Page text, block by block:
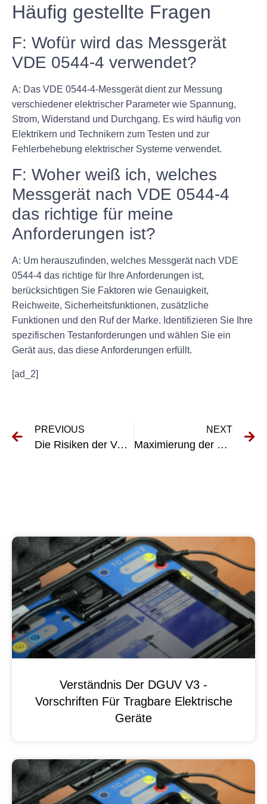
Häufig gestellte Fragen
F: Wofür wird das Messgerät
VDE 0544-4 verwendet?
A: Das VDE 0544-4-Messgerät dient zur Messung
verschiedener elektrischer Parameter wie Spannung,
Strom, Widerstand und Durchgang. Es wird häufig von
Elektrikern und Technikern zum Testen und zur
Fehlerbehebung elektrischer Systeme verwendet.
F: Woher weiß ich, welches
Messgerät nach VDE 0544-4
das richtige für meine
Anforderungen ist?
A: Um herauszufinden, welches Messgerät nach VDE
0544-4 das richtige für Ihre Anforderungen ist,
berücksichtigen Sie Faktoren wie Genauigkeit,
Reichweite, Sicherheitsfunktionen, zusätzliche
Funktionen und den Ruf der Marke. Identifizieren Sie Ihre
spezifischen Testanforderungen und wählen Sie ein
Gerät aus, das diese Anforderungen erfüllt.
[ad_2]
PREVIOUS
Die Risiken der Vernachlässigung von Inspektionen an tragbaren Elektrogeräten verstehen
NEXT
Maximierung der Sicherheit und Effizienz mit RCD-Prüfungen: Erkenntnisse von VDE-Branchenführern
Verständnis Der DGUV V3 -
Vorschriften Für Tragbare Elektrische
Geräte